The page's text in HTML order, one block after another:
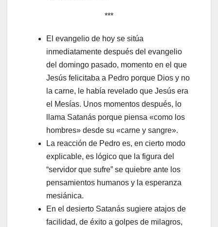
***
El evangelio de hoy se sitúa
inmediatamente después del evangelio
del domingo pasado, momento en el que
Jesús felicitaba a Pedro porque Dios y no
la carne, le había revelado que Jesús era
el Mesías. Unos momentos después, lo
llama Satanás porque piensa «como los
hombres» desde su «carne y sangre».
La reacción de Pedro es, en cierto modo
explicable, es lógico que la figura del
“servidor que sufre” se quiebre ante los
pensamientos humanos y la esperanza
mesiánica.
En el desierto Satanás sugiere atajos de
facilidad, de éxito a golpes de milagros,